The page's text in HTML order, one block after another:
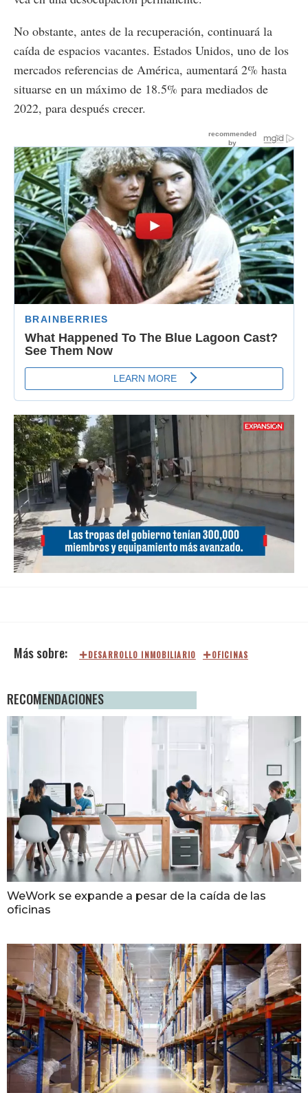
No obstante, antes de la recuperación, continuará la
caída de espacios vacantes. Estados Unidos, uno de los
mercados referencias de América, aumentará 2% hasta
situarse en un máximo de 18.5% para mediados de
2022, para después crecer.
36.75%
DESARROLLO INMOBILIARIO OFICINAS
RECOMENDACIONES
WeWork se expande a pesar de la caída de las
oficinas